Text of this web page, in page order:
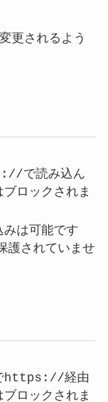
更されるよう
で読み込ん
ロックされま
は可能です
されていませ
でhttps://経由
ロックされま